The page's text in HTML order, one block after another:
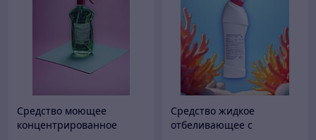
Средство моющее
концентрированное
Средство жидкое
отбеливающее с